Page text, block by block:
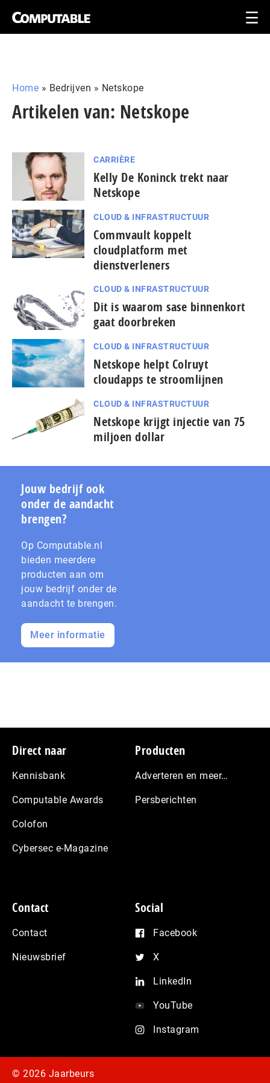
Home » Bedrijven » Netskope
Artikelen van: Netskope
CARRIÈRE
Kelly De Koninck trekt naar
Netskope
CLOUD & INFRASTRUCTUUR
Commvault koppelt
cloudplatform met
dienstverleners
CLOUD & INFRASTRUCTUUR
Dit is waarom sase binnenkort
gaat doorbreken
CLOUD & INFRASTRUCTUUR
Netskope helpt Colruyt
cloudapps te stroomlijnen
CLOUD & INFRASTRUCTUUR
Netskope krijgt injectie van 75
miljoen dollar
Jouw bedrijf ook
onder de aandacht
brengen?
Op Computable.nl
bieden meerdere
producten aan om
jouw bedrijf onder de
aandacht te brengen.
Meer informatie
Footer
Direct naar
Kennisbank
Computable Awards
Colofon
Cybersec e-Magazine
Producten
Adverteren en meer…
Persberichten
Contact
Contact
Nieuwsbrief
Social
Facebook
X
LinkedIn
YouTube
Instagram
© 2026 Jaarbeurs